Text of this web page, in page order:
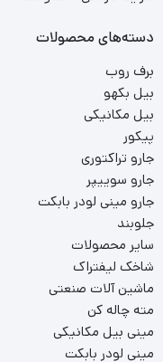
دسته‌های محصولات
برف روب
بیل بکهو
بیل مکانیکی
پیکور
جارو تراکتوری
جارو سوییپر
جارو مینی لودر بابکت
جلوبند
سایر محصولات
شاخک لیفتراک
ماشین آلات صنعتی
مته چاله کن
مینی بیل مکانیکی
مینی لودر بابکت